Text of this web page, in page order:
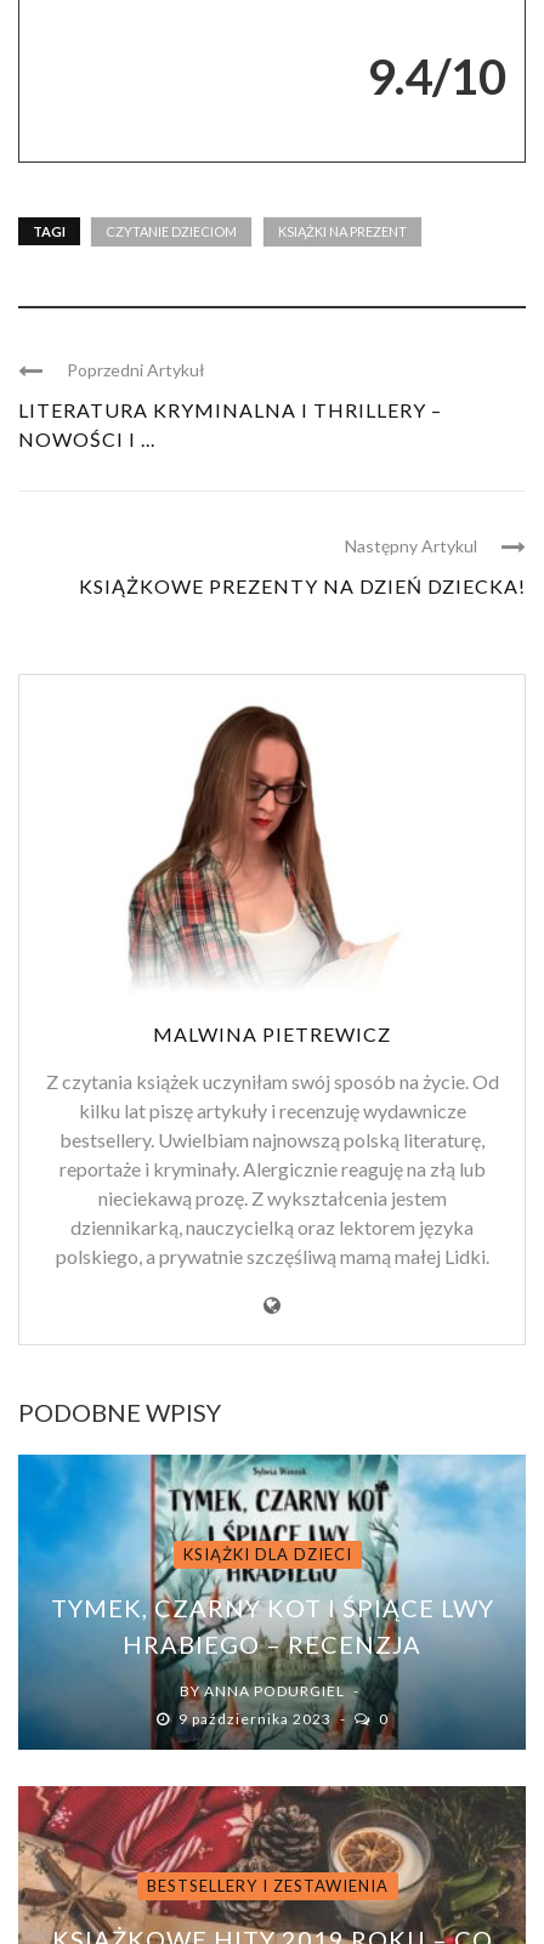
9.4/10
TAGI CZYTANIE DZIECIOM KSIĄŻKI NA PREZENT
Poprzedni Artykuł
LITERATURA KRYMINALNA I THRILLERY –
NOWOŚCI I ...
Następny Artykul
KSIĄŻKOWE PREZENTY NA DZIEŃ DZIECKA!
MALWINA PIETREWICZ
Z czytania książek uczyniłam swój sposób na życie. Od
kilku lat piszę artykuły i recenzuję wydawnicze
bestsellery. Uwielbiam najnowszą polską literaturę,
reportaże i kryminały. Alergicznie reaguję na złą lub
nieciekawą prozę. Z wykształcenia jestem
dziennikarką, nauczycielką oraz lektorem języka
polskiego, a prywatnie szczęśliwą mamą małej Lidki.
PODOBNE WPISY
KSIĄŻKI DLA DZIECI
TYMEK, CZARNY KOT I ŚPIĄCE LWY
HRABIEGO – RECENZJA
BYANNA PODURGIEL
9 października 2023
0
BESTSELLERY I ZESTAWIENIA